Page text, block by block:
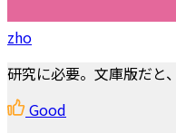
zho
研究に必要。文庫版だと
Good